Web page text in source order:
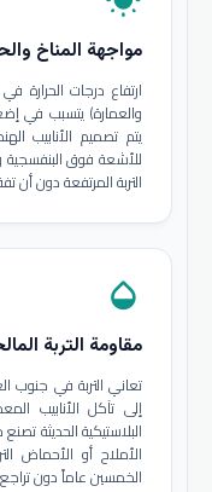
مواجهة المناخ
ارتفاع درجات الحرارة
والعمارة) يتسبب في
يتم تصميم الأنابيب
للأشعة فوق البنفسجية
التربة المرتفعة دون أن
opacity
مقاومة التربة
تعاني التربة في جنوب
إلى تآكل الأنابيب
البلاستيكية الحديثة
الأملاح أو الأحماض
الخمسين عاماً دون